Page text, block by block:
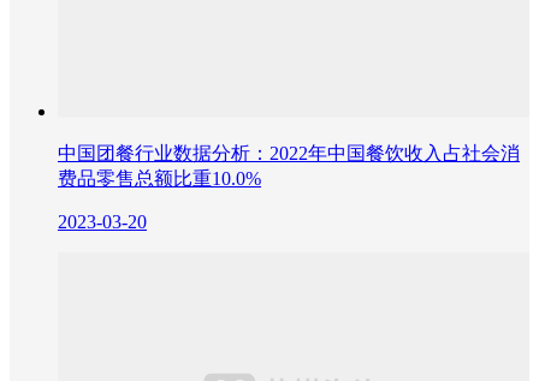
中国团餐行业数据分析：2022年中国餐饮收入占社会消
费品零售总额比重10.0%
2023-03-20